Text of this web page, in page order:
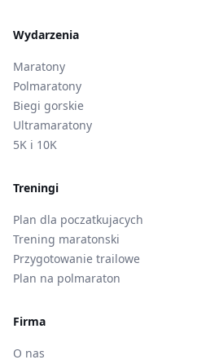
Wydarzenia
Maratony
Polmaratony
Biegi gorskie
Ultramaratony
5K i 10K
Treningi
Plan dla poczatkujacych
Trening maratonski
Przygotowanie trailowe
Plan na polmaraton
Firma
O nas